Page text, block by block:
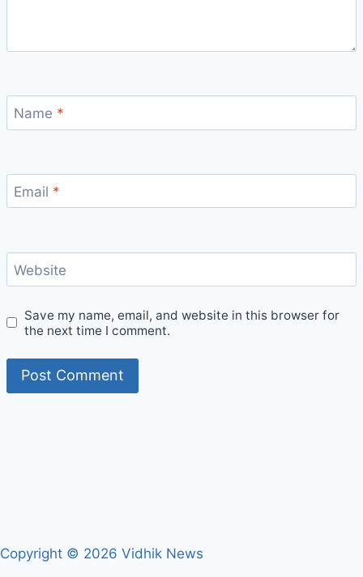
Name *
Email *
Website
Save my name, email, and website in this browser for
the next time I comment.
Copyright © 2026 Vidhik News